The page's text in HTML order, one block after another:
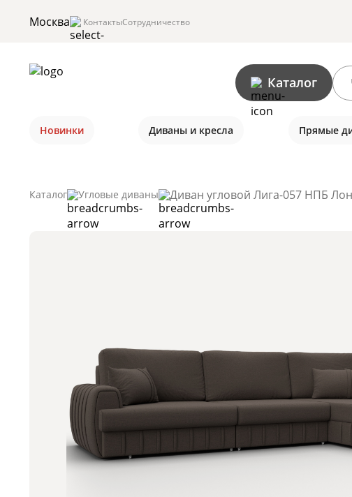
Москва КонтактыСотрудничество
Каталог
Новинки Диваны и кресла Прямые
Каталог Угловые диваны Диван угловой Лига-057 НПБ